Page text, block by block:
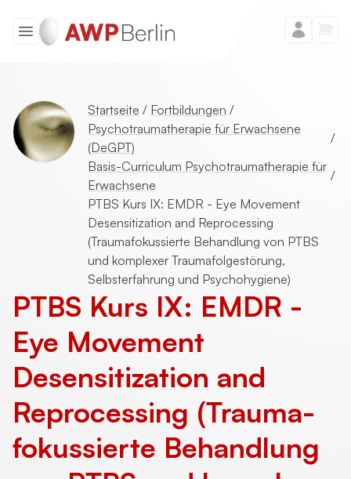
Startseite / Fortbildungen /
Psychotraumatherapie für Erwachsene
(DeGPT)
/
Basis-Curriculum Psychotraumatherapie für
Erwachsene
/
PTBS Kurs IX: EMDR - Eye Movement
Desensitization and Reprocessing
(Traumafokussierte Behandlung von PTBS
und komplexer Traumafolgestörung,
Selbsterfahrung und Psychohygiene)
PTBS Kurs IX: EMDR -
Eye Movement
Desensitization and
Reprocessing (Trauma­
fokussierte Behandlung